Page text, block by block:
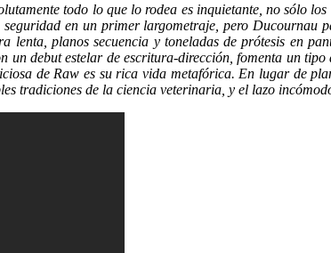
todo lo que lo rodea es inquietante, no sólo
seguridad en un primer largometraje, pero Ducournau
planos secuencia y toneladas de prótesis en
debut estelar de escritura-dirección, fomenta un
de Raw es su rica vida metafórica. En lugar de
tradiciones de la ciencia veterinaria, y el lazo